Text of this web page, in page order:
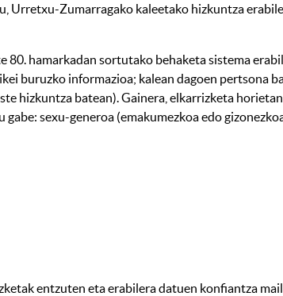
Urretxu-Zumarragako kaleetako hizkuntza
hamarkadan sortutako behaketa sistema
buruzko informazioa; kalean dagoen pertsona
hizkuntza batean). Gainera, elkarrizketa
sexu-generoa (emakumezkoa edo
entzuten eta erabilera datuen konfiantza